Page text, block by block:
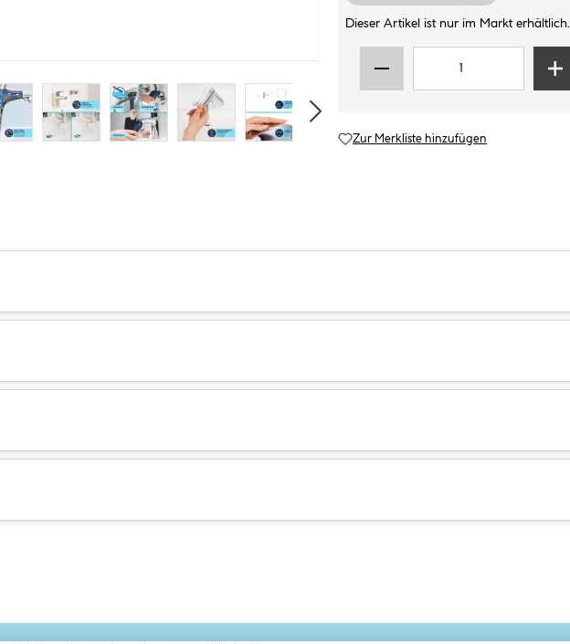
Dieser Artikel ist nur im Markt erhältlich.
Zur Merkliste hinzufügen